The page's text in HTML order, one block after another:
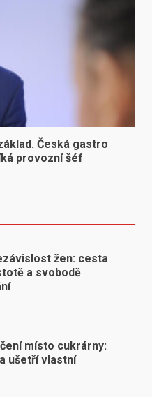
Česká gastro
provozní šéf
žen: cesta
a svobodě
místo cukrárny:
ušetří vlastní